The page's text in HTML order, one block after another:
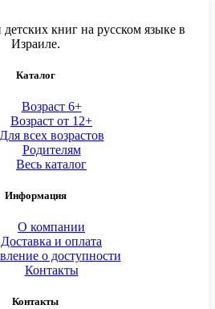
книг на русском языке в
Израиле.
Каталог
Возраст 6+
Возраст от 12+
Для всех возрастов
Родителям
Весь каталог
Информация
О компании
Доставка и оплата
о доступности
Контакты
Контакты